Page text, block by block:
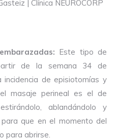
Este tipo de
de la semana 34 de
incidencia de episiotomías y
masaje perineal es el de
ablandándolo y
que en el momento del
para abrirse.